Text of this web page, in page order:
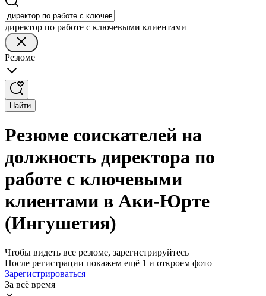
директор по работе с ключевыми клиентами
Резюме
Найти
Резюме соискателей на
должность директора по
работе с ключевыми
клиентами в Аки-Юрте
(Ингушетия)
Чтобы видеть все резюме, зарегистрируйтесь
После регистрации покажем ещё 1 и откроем фото
Зарегистрироваться
За всё время